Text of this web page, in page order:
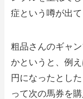
症という噂が出
粗品さんのギャ
かというと、例
円になったとし
って次の馬券を